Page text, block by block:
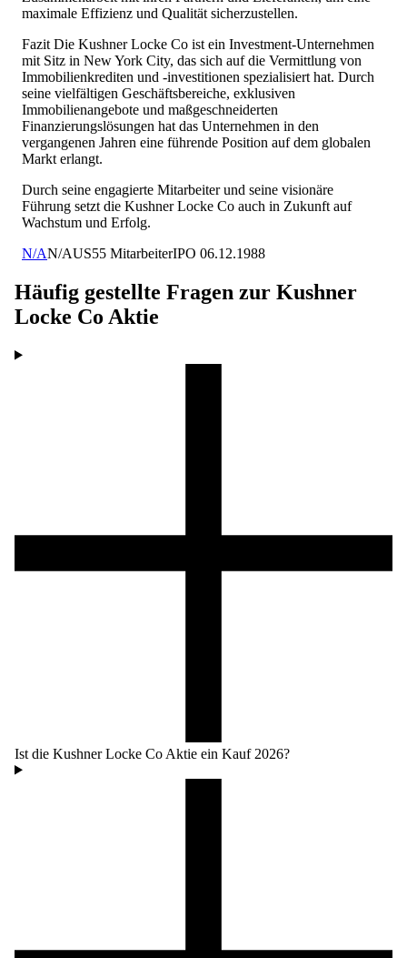
maximale Effizienz und Qualität sicherzustellen.
Fazit Die Kushner Locke Co ist ein Investment-Unternehmen
mit Sitz in New York City, das sich auf die Vermittlung von
Immobilienkrediten und -investitionen spezialisiert hat. Durch
seine vielfältigen Geschäftsbereiche, exklusiven
Immobilienangebote und maßgeschneiderten
Finanzierungslösungen hat das Unternehmen in den
vergangenen Jahren eine führende Position auf dem globalen
Markt erlangt.
Durch seine engagierte Mitarbeiter und seine visionäre
Führung setzt die Kushner Locke Co auch in Zukunft auf
Wachstum und Erfolg.
N/AN/AUS55 MitarbeiterIPO 06.12.1988
Häufig gestellte Fragen zur Kushner
Locke Co Aktie
Ist die Kushner Locke Co Aktie ein Kauf 2026?